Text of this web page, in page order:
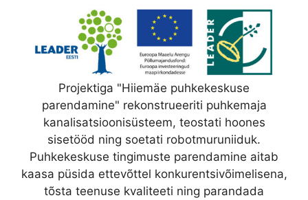
Projektiga "Hiiemäe puhkekeskuse
parendamine" rekonstrueeriti puhkemaja
kanalisatsioonisüsteem, teostati hoones
sisetööd ning soetati robotmuruniiduk.
Puhkekeskuse tingimuste parendamine aitab
kaasa püsida ettevõttel konkurentsivõimelisena,
tõsta teenuse kvaliteeti ning parandada